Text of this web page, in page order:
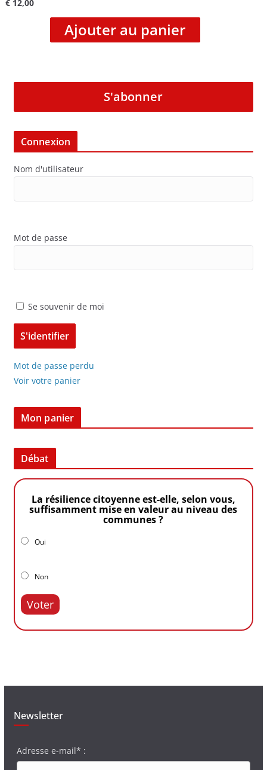
€12,00
Ajouter au panier
S'abonner
Connexion
Nom d'utilisateur
Mot de passe
Se souvenir de moi
Mot de passe perdu
Voir votre panier
Mon panier
Débat
La résilience citoyenne est-elle, selon vous,
suffisamment mise en valeur au niveau des
communes ?
Oui
Non
Voter
Newsletter
Adresse e-mail* :